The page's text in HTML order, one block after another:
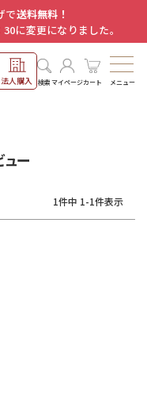
で送料無料！
に変更になりました。
法人購入 検索マイページカート メニュー
ー
1件中 1-1件表示